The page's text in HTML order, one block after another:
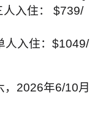
人入住： $739/
人入住： $1049/
2026年6/10月